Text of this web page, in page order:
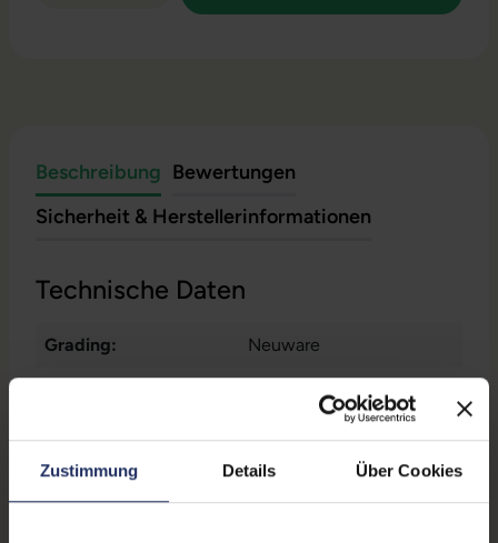
Zustimmung Details Über Cookies
Beschreibung Bewertungen
Sicherheit & Herstellerinformationen
Technische Daten
Grading: Neuware
Notebook Tasche
Displaygröße: 15,6 Zoll